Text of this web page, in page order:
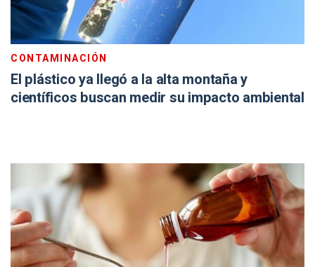
CONTAMINACIÓN
El plástico ya llegó a la alta montaña y
científicos buscan medir su impacto ambiental